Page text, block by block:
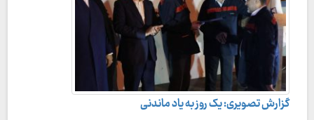
گزارش تصویری: یک روز به یاد ماندنی